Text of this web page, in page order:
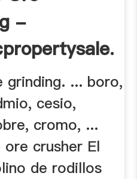
-
grinding. ... boro,
cesio,
cromo, ...
crusher El
de rodillos